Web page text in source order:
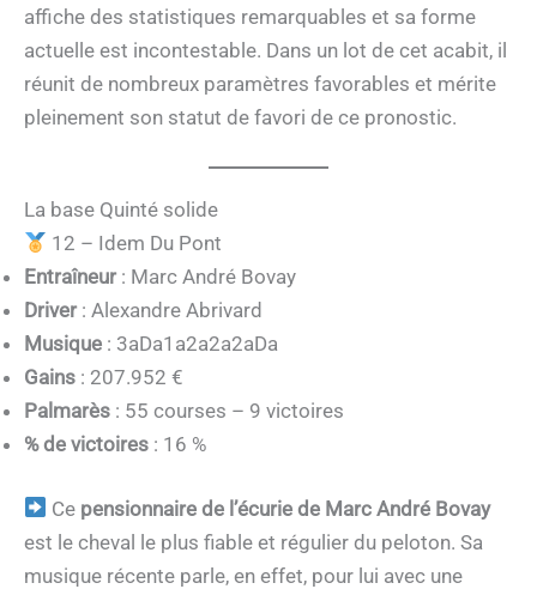
affiche des statistiques remarquables et sa forme
actuelle est incontestable. Dans un lot de cet acabit, il
réunit de nombreux paramètres favorables et mérite
pleinement son statut de favori de ce pronostic.
La base Quinté solide
12 – Idem Du Pont
Entraîneur: Marc André Bovay
Driver: Alexandre Abrivard
Musique : 3aDa1a2a2a2aDa
Gains : 207.952 €
Palmarès : 55 courses – 9 victoires
% de victoires : 16 %
Ce pensionnaire de l’écurie de Marc André Bovay
est le cheval le plus fiable et régulier du peloton. Sa
musique récente parle, en effet, pour lui avec une